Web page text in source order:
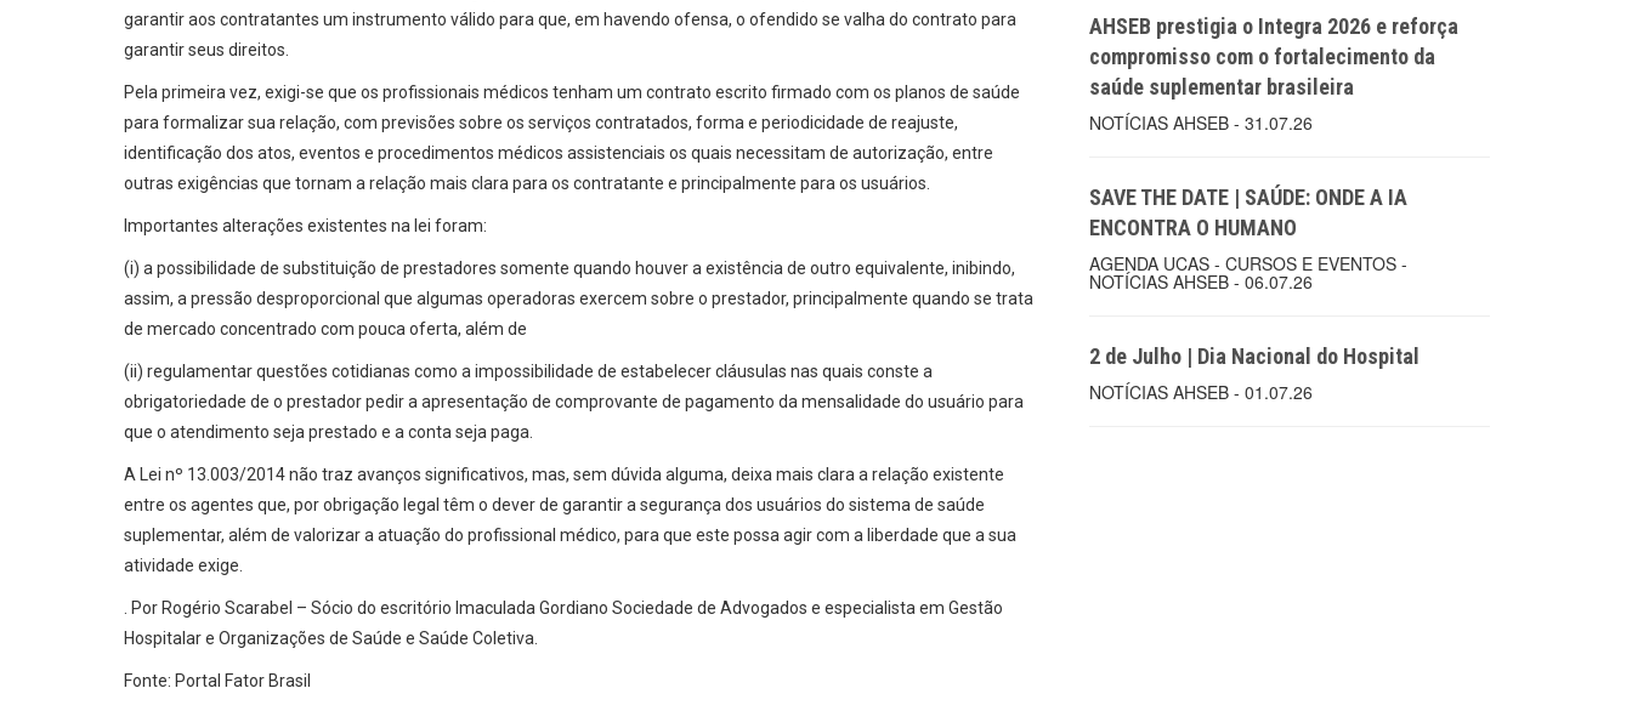
garantir aos contratantes um instrumento válido para que, em havendo ofensa, o ofendido se valha do contrato para
garantir seus direitos.
Pela primeira vez, exigi-se que os profissionais médicos tenham um contrato escrito firmado com os planos de saúde
para formalizar sua relação, com previsões sobre os serviços contratados, forma e periodicidade de reajuste,
identificação dos atos, eventos e procedimentos médicos assistenciais os quais necessitam de autorização, entre
outras exigências que tornam a relação mais clara para os contratante e principalmente para os usuários.
Importantes alterações existentes na lei foram:
(i) a possibilidade de substituição de prestadores somente quando houver a existência de outro equivalente, inibindo,
assim, a pressão desproporcional que algumas operadoras exercem sobre o prestador, principalmente quando se trata
de mercado concentrado com pouca oferta, além de
(ii) regulamentar questões cotidianas como a impossibilidade de estabelecer cláusulas nas quais conste a
obrigatoriedade de o prestador pedir a apresentação de comprovante de pagamento da mensalidade do usuário para
que o atendimento seja prestado e a conta seja paga.
A Lei nº 13.003/2014 não traz avanços significativos, mas, sem dúvida alguma, deixa mais clara a relação existente
entre os agentes que, por obrigação legal têm o dever de garantir a segurança dos usuários do sistema de saúde
suplementar, além de valorizar a atuação do profissional médico, para que este possa agir com a liberdade que a sua
atividade exige.
. Por Rogério Scarabel – Sócio do escritório Imaculada Gordiano Sociedade de Advogados e especialista em Gestão
Hospitalar e Organizações de Saúde e Saúde Coletiva.
Fonte: Portal Fator Brasil
AHSEB prestigia o Integra 2026 e reforça
compromisso com o fortalecimento da
saúde suplementar brasileira
NOTÍCIAS AHSEB - 31.07.26
SAVE THE DATE | SAÚDE: ONDE A IA
ENCONTRA O HUMANO
AGENDA UCAS - CURSOS E EVENTOS -
NOTÍCIAS AHSEB - 06.07.26
2 de Julho | Dia Nacional do Hospital
NOTÍCIAS AHSEB - 01.07.26